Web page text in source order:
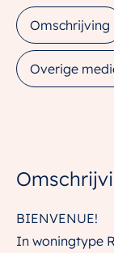
Omschrijving
Overige
BIENVENUE!
In woningtype